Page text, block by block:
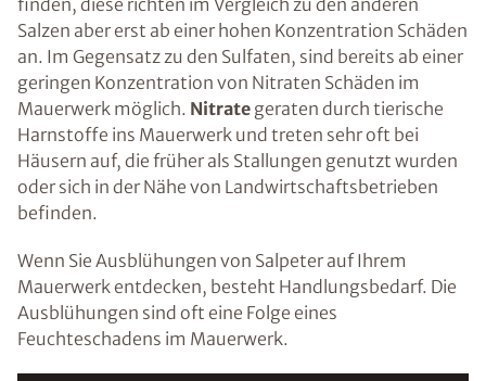
finden, diese richten im Vergleich zu den anderen
Salzen aber erst ab einer hohen Konzentration Schäden
an. Im Gegensatz zu den Sulfaten, sind bereits ab einer
geringen Konzentration von Nitraten Schäden im
Mauerwerk möglich. Nitrate geraten durch tierische
Harnstoffe ins Mauerwerk und treten sehr oft bei
Häusern auf, die früher als Stallungen genutzt wurden
oder sich in der Nähe von Landwirtschaftsbetrieben
befinden.
Wenn Sie Ausblühungen von Salpeter auf Ihrem
Mauerwerk entdecken, besteht Handlungsbedarf. Die
Ausblühungen sind oft eine Folge eines
Feuchteschadens im Mauerwerk.